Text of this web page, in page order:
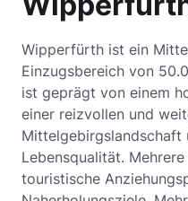
Wipperfürth ist ein
Einzugsbereich von
ist geprägt von einem
einer reizvollen und
Mittelgebirgslandschaft
Lebensqualität.
touristische